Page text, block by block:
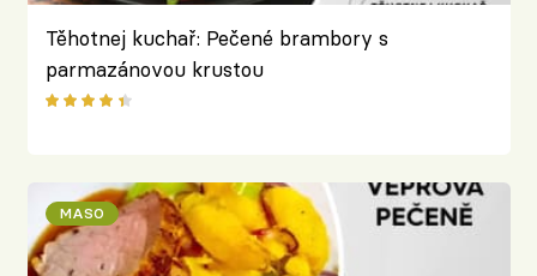
Těhotnej kuchař: Pečené brambory s
parmazánovou krustou
MASO